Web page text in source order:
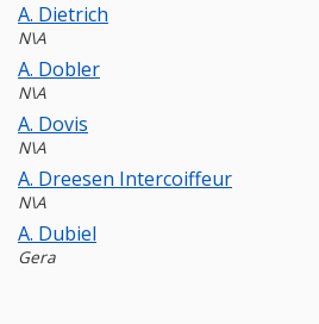
A. Dietrich
N\A
A. Dobler
N\A
A. Dovis
N\A
A. Dreesen Intercoiffeur
N\A
A. Dubiel
Gera